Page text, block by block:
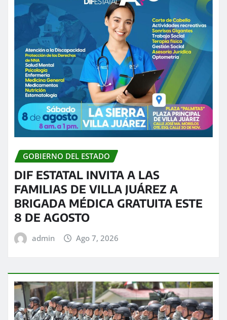
GOBIERNO DEL ESTADO
DIF ESTATAL INVITA A LAS
FAMILIAS DE VILLA JUÁREZ A
BRIGADA MÉDICA GRATUITA ESTE
8 DE AGOSTO
admin Ago 7, 2026